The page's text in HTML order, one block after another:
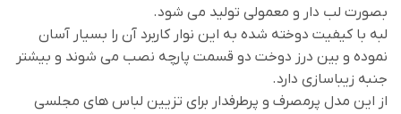
بصورت لب دار و معمولی تولید می شود.
لبه با کیفیت دوخته شده به این نوار کاربرد آن را بسیار آسان
نموده و بین درز دوخت دو قسمت پارچه نصب می شوند و بیشتر
جنبه زیباسازی دارد.
از این مدل پرمصرف و پرطرفدار برای تزیین لباس های مجلسی